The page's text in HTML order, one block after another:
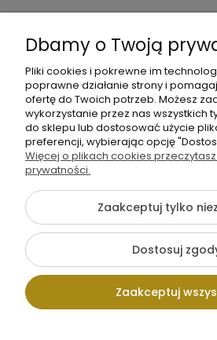
+48 605 141
{literal}
Pokaż pełną wersję
Sklep internetowy
Dbamy o Twoją
Pliki cookies i pokrewne im
poprawne działanie strony i
ofertę do Twoich potrzeb. Możesz
wykorzystanie przez nas wszystkich
do sklepu lub dostosować użycie
preferencji, wybierając opcję
Więcej o plikach cookies
prywatności.
Zaakceptuj tylko
Dostosuj
Zaakceptuj